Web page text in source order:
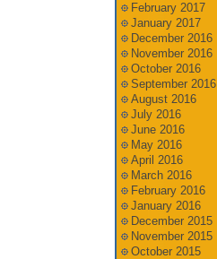
February 2017
January 2017
December 2016
November 2016
October 2016
September 2016
August 2016
July 2016
June 2016
May 2016
April 2016
March 2016
February 2016
January 2016
December 2015
November 2015
October 2015